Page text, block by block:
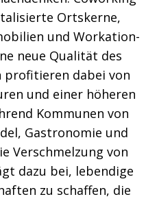
Ortskerne,
und Workation-
neue Qualität des
profitieren dabei von
und einer höheren
Kommunen von
Gastronomie und
Verschmelzung von
dazu bei, lebendige
zu schaffen, die